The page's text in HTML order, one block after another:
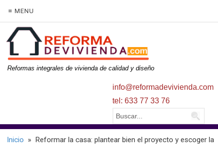
≡ MENU
Reformas integrales de vivienda de calidad y diseño
info@reformadevivienda.com
tel: 633 77 33 76
Inicio » Reformar la casa: plantear bien el proyecto y escoger la